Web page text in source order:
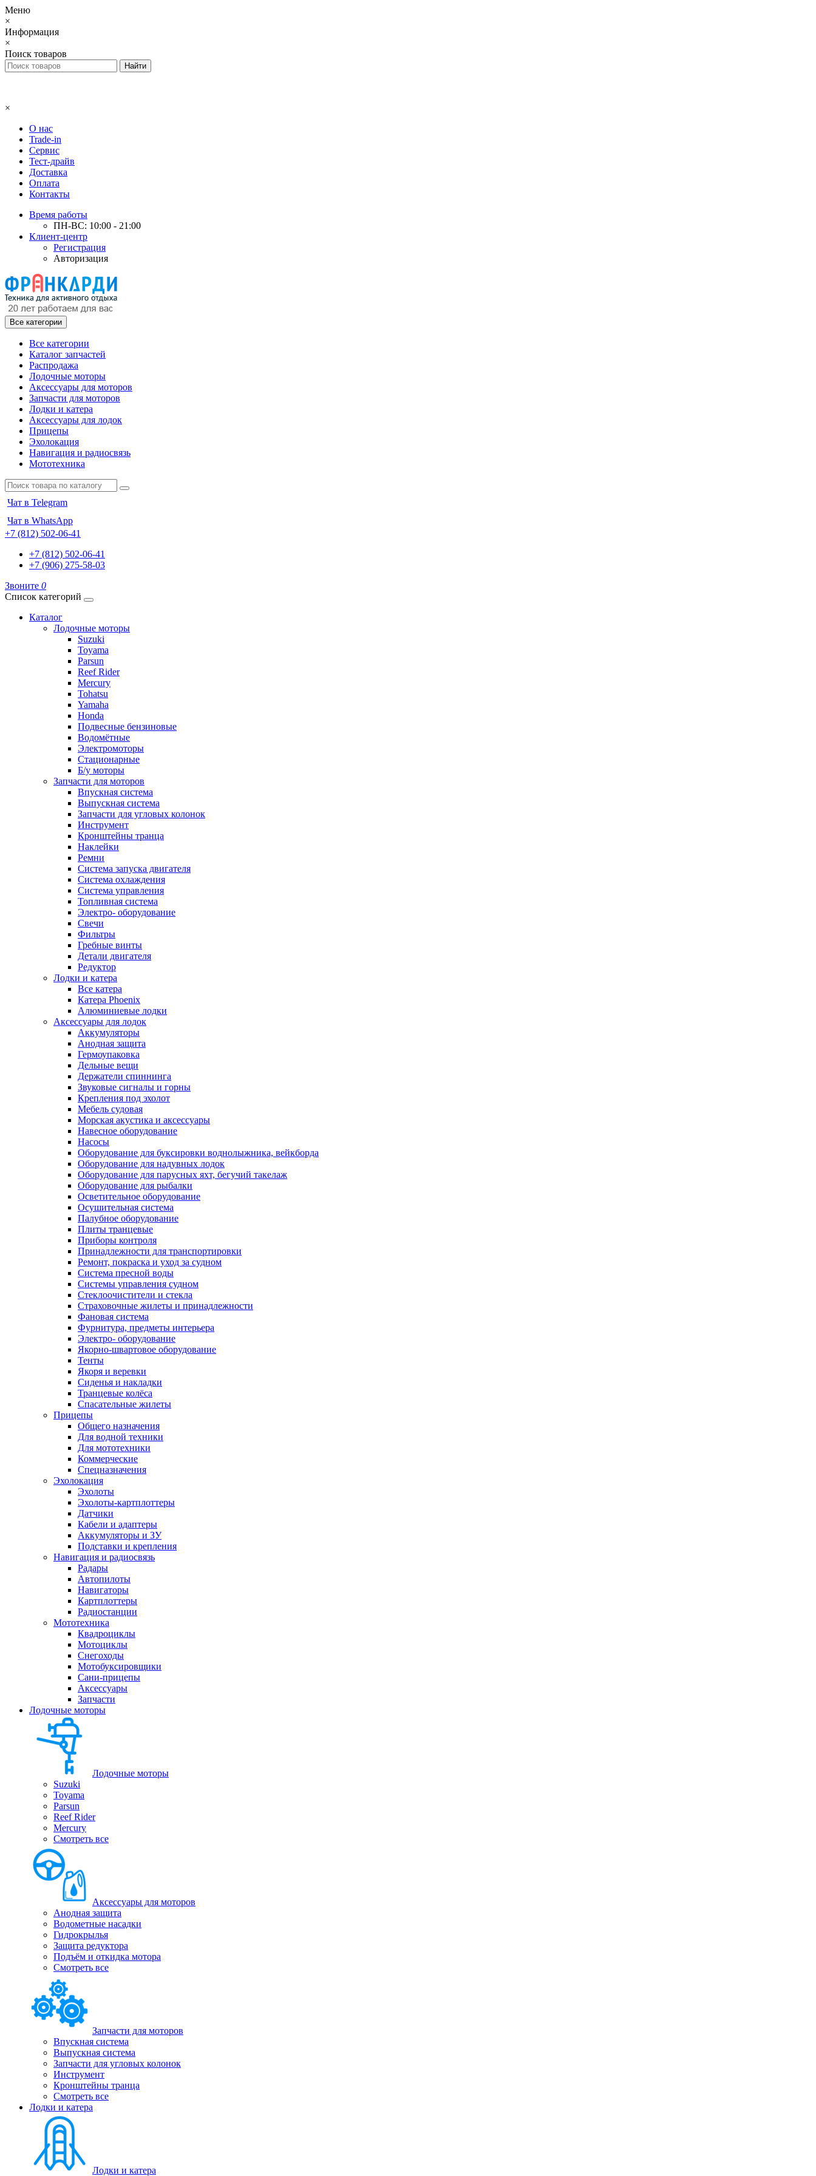
Меню
×
Информация
×
Поиск товаров
×
О нас
Trade-in
Сервис
Тест-драйв
Доставка
Оплата
Контакты
Время работы
ПН-ВС: 10:00 - 21:00
Клиент-центр
Регистрация
Авторизация
Все категории
Все категории
Каталог запчастей
Распродажа
Лодочные моторы
Аксессуары для моторов
Запчасти для моторов
Лодки и катера
Аксессуары для лодок
Прицепы
Эхолокация
Навигация и радиосвязь
Мототехника
Чат в Telegram
Чат в WhatsApp
+7 (812) 502-06-41
+7 (812) 502-06-41
+7 (906) 275-58-03
Звоните 0
Список категорий
Каталог
Лодочные моторы
Suzuki
Toyama
Parsun
Reef Rider
Mercury
Tohatsu
Yamaha
Honda
Подвесные бензиновые
Водомётные
Электромоторы
Стационарные
Б/у моторы
Запчасти для моторов
Впускная система
Выпускная система
Запчасти для угловых колонок
Инструмент
Кронштейны транца
Наклейки
Ремни
Система запуска двигателя
Система охлаждения
Система управления
Топливная система
Электро- оборудование
Свечи
Фильтры
Гребные винты
Детали двигателя
Редуктор
Лодки и катера
Все катера
Катера Phoenix
Алюминиевые лодки
Аксессуары для лодок
Аккумуляторы
Анодная защита
Гермоупаковка
Дельные вещи
Держатели спиннинга
Звуковые сигналы и горны
Крепления под эхолот
Мебель судовая
Морская акустика и аксессуары
Навесное оборудование
Насосы
Оборудование для буксировки воднолыжника, вейкборда
Оборудование для надувных лодок
Оборудование для парусных яхт, бегучий такелаж
Оборудование для рыбалки
Осветительное оборудование
Осушительная система
Палубное оборудование
Плиты транцевые
Приборы контроля
Принадлежности для транспортировки
Ремонт, покраска и уход за судном
Система пресной воды
Системы управления судном
Стеклоочистители и стекла
Страховочные жилеты и принадлежности
Фановая система
Фурнитура, предметы интерьера
Электро- оборудование
Якорно-швартовое оборудование
Тенты
Якоря и веревки
Сиденья и накладки
Транцевые колёса
Спасательные жилеты
Прицепы
Общего назначения
Для водной техники
Для мототехники
Коммерческие
Спецназначения
Эхолокация
Эхолоты
Эхолоты-картплоттеры
Датчики
Кабели и адаптеры
Аккумуляторы и ЗУ
Подставки и крепления
Навигация и радиосвязь
Радары
Автопилоты
Навигаторы
Картплоттеры
Радиостанции
Мототехника
Квадроциклы
Мотоциклы
Снегоходы
Мотобуксировщики
Сани-прицепы
Аксессуары
Запчасти
Лодочные моторы
Лодочные моторы
Suzuki
Toyama
Parsun
Reef Rider
Mercury
Смотреть все
Аксессуары для моторов
Анодная защита
Водометные насадки
Гидрокрылья
Защита редуктора
Подъём и откидка мотора
Смотреть все
Запчасти для моторов
Впускная система
Выпускная система
Запчасти для угловых колонок
Инструмент
Кронштейны транца
Смотреть все
Лодки и катера
Лодки и катера